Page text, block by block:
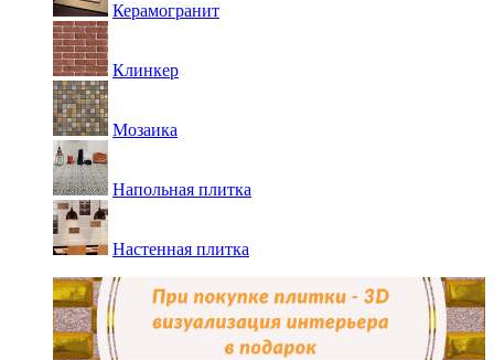
Керамогранит
Клинкер
Мозаика
Напольная плитка
Настенная плитка